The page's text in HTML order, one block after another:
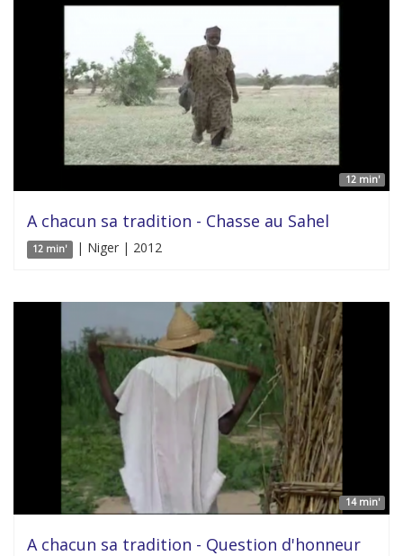
12 min'
A chacun sa tradition - Chasse au Sahel
12 min' | Niger | 2012
14 min'
A chacun sa tradition - Question d'honneur